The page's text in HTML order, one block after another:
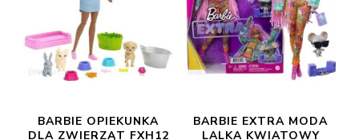
BARBIE OPIEKUNKA
DLA ZWIERZĄT FXH12
BARBIE EXTRA MODA
LALKA KWIATOWY